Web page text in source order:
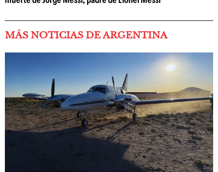
MÁS NOTICIAS DE ARGENTINA